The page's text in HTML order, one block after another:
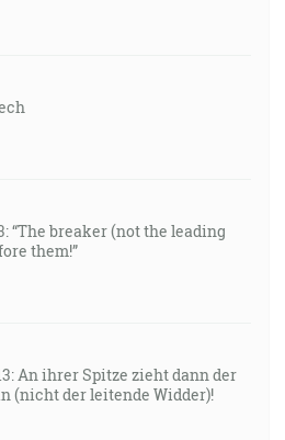
“The breaker (not the leading
them!”
An ihrer Spitze zieht dann der
(nicht der leitende Widder)!